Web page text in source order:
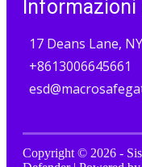
17 Deans Lane,
+8613006645661
Copyright © 2026 -